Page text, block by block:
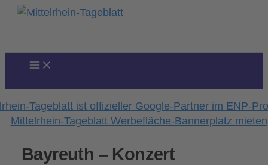
Zum
Bayreuth – Konzert